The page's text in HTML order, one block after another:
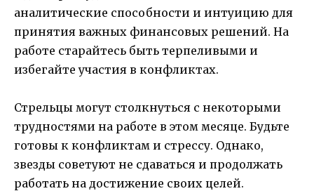
аналитические способности и интуицию для
принятия важных финансовых решений. На
работе старайтесь быть терпеливыми и
избегайте участия в конфликтах.
Стрельцы могут столкнуться с некоторыми
трудностями на работе в этом месяце. Будьте
готовы к конфликтам и стрессу. Однако,
звезды советуют не сдаваться и продолжать
работать на достижение своих целей.